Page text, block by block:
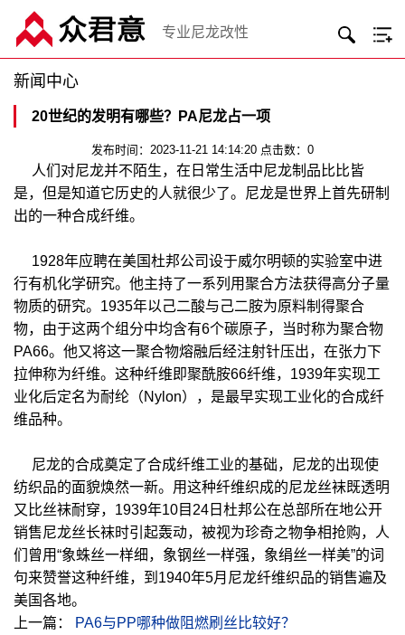
专业尼龙改性
新闻中心
20世纪的发明有哪些？PA尼龙占一项
发布时间：2023-11-21 14:14:20 点击数：0
人们对尼龙并不陌生，在日常生活中尼龙制品比比皆
是，但是知道它历史的人就很少了。尼龙是世界上首先研制
出的一种合成纤维。
1928年应聘在美国杜邦公司设于威尔明顿的实验室中进
行有机化学研究。他主持了一系列用聚合方法获得高分子量
物质的研究。1935年以己二酸与己二胺为原料制得聚合
物，由于这两个组分中均含有6个碳原子，当时称为聚合物
PA66。他又将这一聚合物熔融后经注射针压出，在张力下
拉伸称为纤维。这种纤维即聚酰胺66纤维，1939年实现工
业化后定名为耐纶（Nylon），是最早实现工业化的合成纤
维品种。
尼龙的合成奠定了合成纤维工业的基础，尼龙的出现使
纺织品的面貌焕然一新。用这种纤维织成的尼龙丝袜既透明
又比丝袜耐穿，1939年10目24日杜邦公在总部所在地公开
销售尼龙丝长袜时引起轰动，被视为珍奇之物争相抢购，人
们曾用“象蛛丝一样细，象钢丝一样强，象绢丝一样美”的词
句来赞誉这种纤维，到1940年5月尼龙纤维织品的销售遍及
美国各地。
上一篇：
PA6与PP哪种做阻燃刷丝比较好？